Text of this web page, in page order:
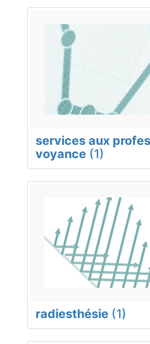
services aux
voyance (1)
radiesthésie (1)